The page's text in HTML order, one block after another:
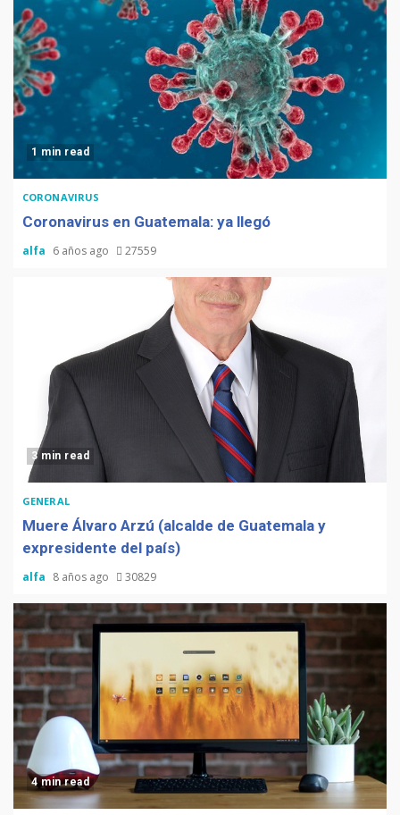
1 min read
CORONAVIRUS
Coronavirus en Guatemala: ya llegó
alfa 6 años ago 27559
3 min read
GENERAL
Muere Álvaro Arzú (alcalde de Guatemala y
expresidente del país)
alfa 8 años ago 30829
4 min read